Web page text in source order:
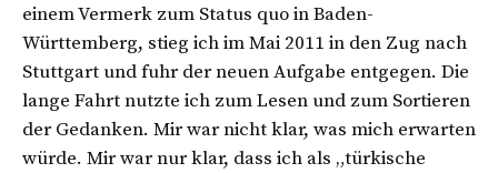
einem Vermerk zum Status quo in Baden-
Württemberg, stieg ich im Mai 2011 in den Zug nach
Stuttgart und fuhr der neuen Aufgabe entgegen. Die
lange Fahrt nutzte ich zum Lesen und zum Sortieren
der Gedanken. Mir war nicht klar, was mich erwarten
würde. Mir war nur klar, dass ich als „türkische